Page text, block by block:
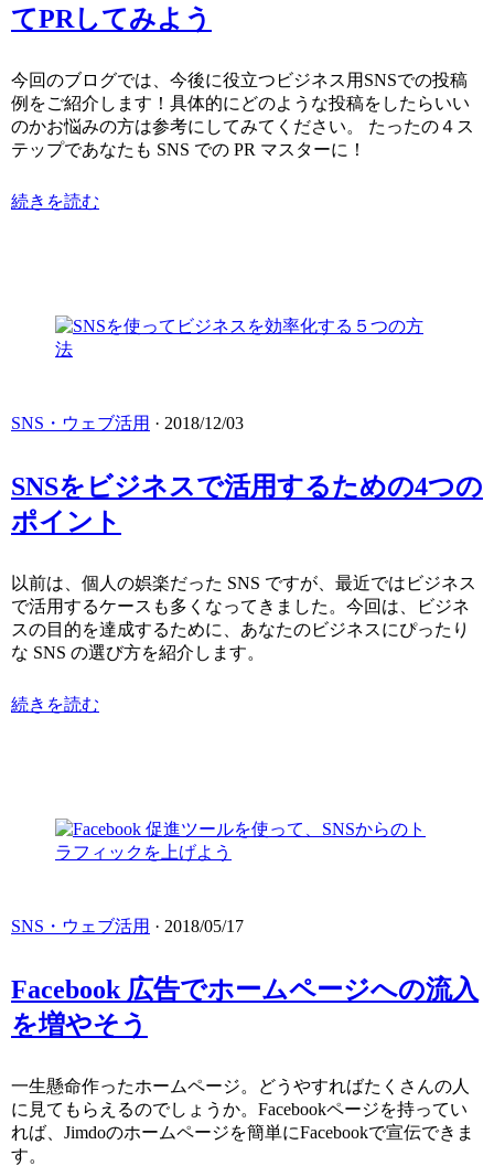
てPRしてみよう
今回のブログでは、今後に役立つビジネス用SNSでの投稿
例をご紹介します！具体的にどのような投稿をしたらいい
のかお悩みの方は参考にしてみてください。 たったの４ス
テップであなたも SNS での PR マスターに！
続きを読む
SNS・ウェブ活用 · 2018/12/03
SNSをビジネスで活用するための4つの
ポイント
以前は、個人の娯楽だった SNS ですが、最近ではビジネス
で活用するケースも多くなってきました。今回は、ビジネ
スの目的を達成するために、あなたのビジネスにぴったり
な SNS の選び方を紹介します。
続きを読む
SNS・ウェブ活用 · 2018/05/17
Facebook 広告でホームページへの流入
を増やそう
一生懸命作ったホームページ。どうやすればたくさんの人
に見てもらえるのでしょうか。Facebookページを持ってい
れば、Jimdoのホームページを簡単にFacebookで宣伝できま
す。